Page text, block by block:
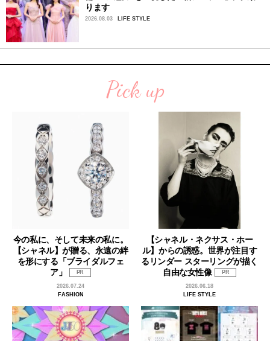
ります
2026.08.03 LIFE STYLE
Pick up
今の私に、そして未来の私に。
【シャネル】が贈る、永遠の絆
を形にする「ブライダルフェ
ア」
PR
2026.07.24
FASHION
【シャネル・ネクサス・ホー
ル】からの誘惑。世界が注目す
るリンダー スターリングが描く
自由な女性像
PR
2026.06.18
LIFE STYLE